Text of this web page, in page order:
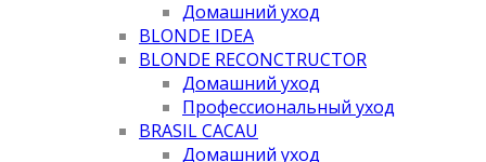
Домашний уход
BLONDE IDEA
BLONDE RECONCTRUCTOR
Домашний уход
Профессиональный уход
BRASIL CACAU
Домашний уход